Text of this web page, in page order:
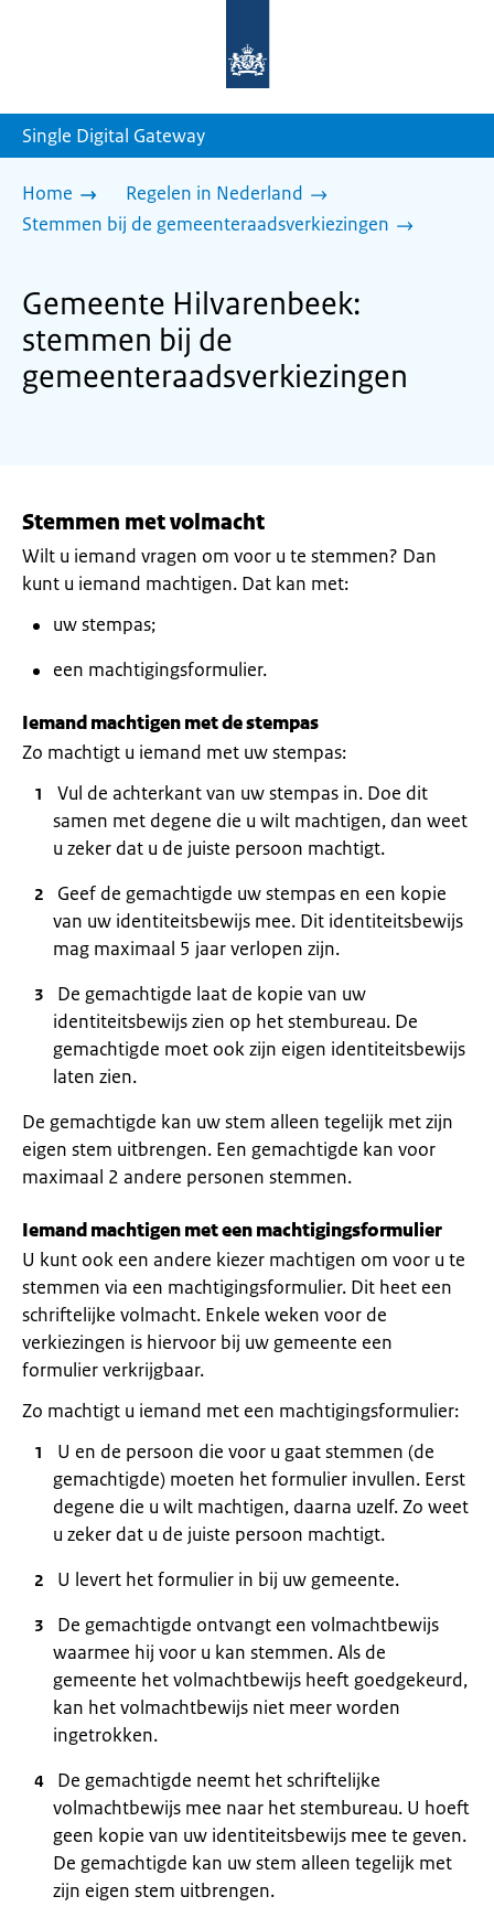
homepage
Single Digital Gateway
Home
Regelen in Nederland
Stemmen bij de gemeenteraadsverkiezingen
Gemeente Hilvarenbeek:
stemmen bij de
gemeenteraadsverkiezingen
Stemmen met volmacht
Wilt u iemand vragen om voor u te stemmen? Dan
kunt u iemand machtigen. Dat kan met:
uw stempas;
een machtigingsformulier.
Iemand machtigen met de stempas
Zo machtigt u iemand met uw stempas:
Vul de achterkant van uw stempas in. Doe dit
samen met degene die u wilt machtigen, dan weet
u zeker dat u de juiste persoon machtigt.
Geef de gemachtigde uw stempas en een kopie
van uw identiteitsbewijs mee. Dit identiteitsbewijs
mag maximaal 5 jaar verlopen zijn.
De gemachtigde laat de kopie van uw
identiteitsbewijs zien op het stembureau. De
gemachtigde moet ook zijn eigen identiteitsbewijs
laten zien.
De gemachtigde kan uw stem alleen tegelijk met zijn
eigen stem uitbrengen. Een gemachtigde kan voor
maximaal 2 andere personen stemmen.
Iemand machtigen met een machtigingsformulier
U kunt ook een andere kiezer machtigen om voor u te
stemmen via een machtigingsformulier. Dit heet een
schriftelijke volmacht. Enkele weken voor de
verkiezingen is hiervoor bij uw gemeente een
formulier verkrijgbaar.
Zo machtigt u iemand met een machtigingsformulier:
U en de persoon die voor u gaat stemmen (de
gemachtigde) moeten het formulier invullen. Eerst
degene die u wilt machtigen, daarna uzelf. Zo weet
u zeker dat u de juiste persoon machtigt.
U levert het formulier in bij uw gemeente.
De gemachtigde ontvangt een volmachtbewijs
waarmee hij voor u kan stemmen. Als de
gemeente het volmachtbewijs heeft goedgekeurd,
kan het volmachtbewijs niet meer worden
ingetrokken.
De gemachtigde neemt het schriftelijke
volmachtbewijs mee naar het stembureau. U hoeft
geen kopie van uw identiteitsbewijs mee te geven.
De gemachtigde kan uw stem alleen tegelijk met
zijn eigen stem uitbrengen.